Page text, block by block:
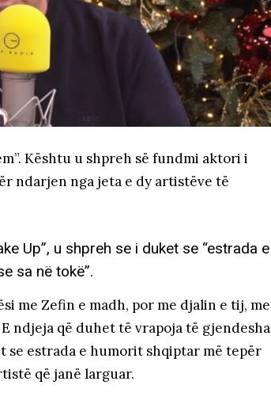
Kështu u shpreh së fundmi aktori i
ndarjen nga jeta e dy artistëve të
Up”, u shpreh se i duket se “estrada e
sa në tokë”.
me Zefin e madh, por me djalin e tij, me
ndjeja që duhet të vrapoja të gjendesha
se estrada e humorit shqiptar më tepër
që janë larguar.